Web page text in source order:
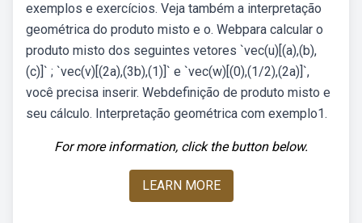
exemplos e exercícios. Veja também a interpretação
geométrica do produto misto e o. Webpara calcular o
produto misto dos seguintes vetores `vec(u)[(a),(b),
(c)]` ; `vec(v)[(2a),(3b),(1)]` e `vec(w)[(0),(1/2),(2a)]`,
você precisa inserir. Webdefinição de produto misto e
seu cálculo. Interpretação geométrica com exemplo1.
For more information, click the button below.
LEARN MORE